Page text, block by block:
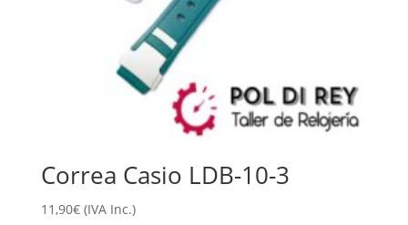
Correa Casio LDB-10-3
11,90€ (IVA Inc.)